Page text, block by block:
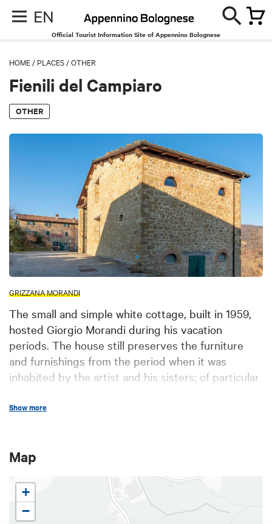
EN
Official Tourist Information Site of Appennino Bolognese
HOME / PLACES /OTHER
Fienili del Campiaro
OTHER
GRIZZANA MORANDI
The small and simple white cottage, built in 1959,
hosted Giorgio Morandi during his vacation
periods. The house still preserves the furniture
and furnishings from the period when it was
inhabited by the artist and his sisters; of particular
Morandi's working tools. Founded in 1984, the
most famous subjects.
Show more
Map
+
−